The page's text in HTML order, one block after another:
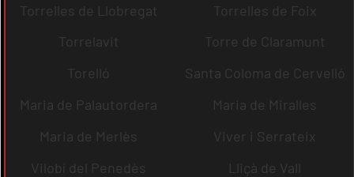
Torrelles de Llobregat
Torrelles de Foix
Torrelavit
Torre de Claramunt
Torelló
Santa Coloma de Cervelló
Maria de Palautordera
Maria de Miralles
Maria de Merlès
Viver i Serrateix
Vilobí del Penedès
Lliçà de Vall